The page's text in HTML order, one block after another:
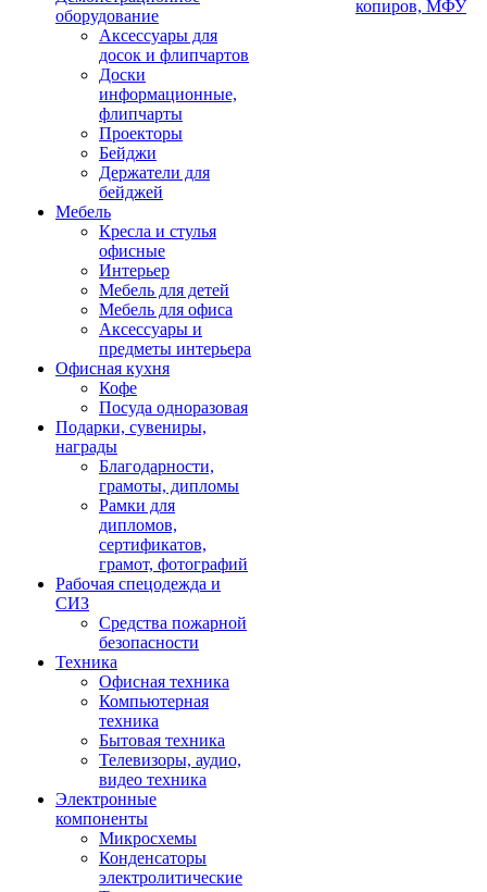
оборудование
Аксессуары для
досок и флипчартов
Доски
информационные,
флипчарты
Проекторы
Бейджи
Держатели для
бейджей
Мебель
Кресла и стулья
офисные
Интерьер
Мебель для детей
Мебель для офиса
Аксессуары и
предметы интерьера
Офисная кухня
Кофе
Посуда одноразовая
Подарки, сувениры,
награды
Благодарности,
грамоты, дипломы
Рамки для
дипломов,
сертификатов,
грамот, фотографий
Рабочая спецодежда и
СИЗ
Средства пожарной
безопасности
Техника
Офисная техника
Компьютерная
техника
Бытовая техника
Телевизоры, аудио,
видео техника
Электронные
компоненты
Микросхемы
Конденсаторы
электролитические
копиров, МФУ